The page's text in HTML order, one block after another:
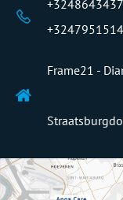
Frame21 -